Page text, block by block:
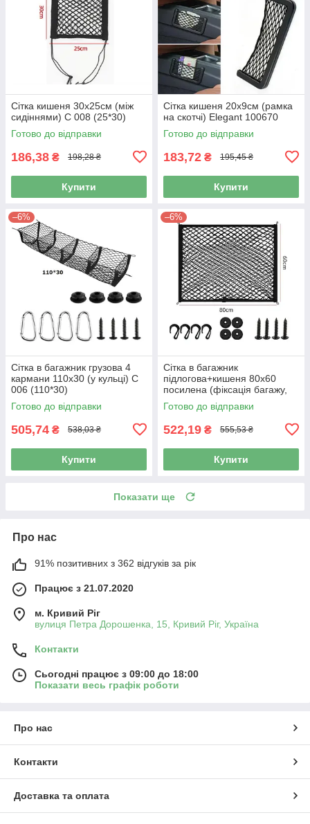
Сітка кишеня 30x25см (між
сидіннями) С 008 (25*30)
Готово до відправки
186,38 ₴ 198,28 ₴
Купити
Сітка кишеня 20х9см (рамка
на скотчі) Elegant 100670
Готово до відправки
183,72 ₴ 195,45 ₴
Купити
–6%
Сітка в багажник грузова 4
кармани 110х30 (у кульці) С
006 (110*30)
Готово до відправки
505,74 ₴ 538,03 ₴
Купити
–6%
Сітка в багажник
підлогова+кишеня 80х60
посилена (фіксація багажу,
гачки) С 002 (80*60)
Готово до відправки
522,19 ₴ 555,53 ₴
Купити
Показати ще
Про нас
91% позитивних з 362 відгуків за рік
Працює з 21.07.2020
м. Кривий Ріг
вулиця Петра Дорошенка, 15, Кривий Ріг, Україна
Контакти
Сьогодні працює з 09:00 до 18:00
Показати весь графік роботи
Про нас
Контакти
Доставка та оплата